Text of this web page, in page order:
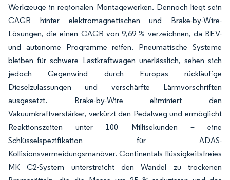
Werkzeuge in regionalen Montagewerken. Dennoch liegt sein
CAGR hinter elektromagnetischen und Brake-by-Wire-
Lösungen, die einen CAGR von 9,69 % verzeichnen, da BEV-
und autonome Programme reifen. Pneumatische Systeme
bleiben für schwere Lastkraftwagen unerlässlich, sehen sich
jedoch Gegenwind durch Europas rückläufige
Dieselzulassungen und verschärfte Lärmvorschriften
ausgesetzt. Brake-by-Wire eliminiert den
Vakuumkraftverstärker, verkürzt den Pedalweg und ermöglicht
Reaktionszeiten unter 100 Millisekunden – eine
Schlüsselspezifikation für ADAS-
Kollisionsvermeidungsmanöver. Continentals flüssigkeitsfreies
MK C2-System unterstreicht den Wandel zu trockenen